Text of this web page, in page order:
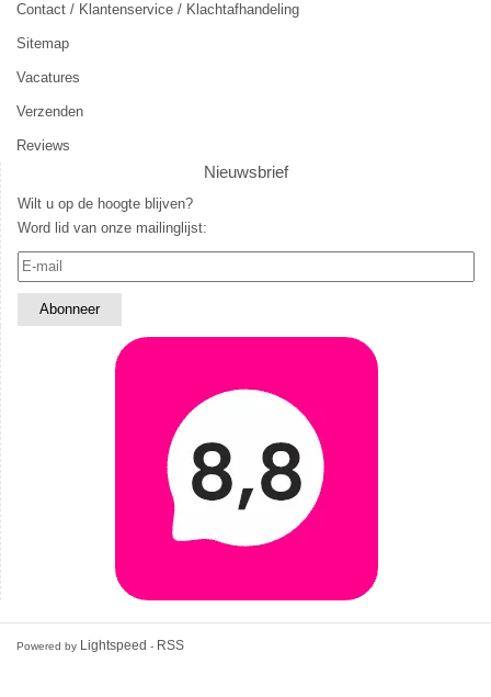
Contact / Klantenservice / Klachtafhandeling
Sitemap
Vacatures
Verzenden
Reviews
Nieuwsbrief
Wilt u op de hoogte blijven?
Word lid van onze mailinglijst:
Powered by Lightspeed - RSS